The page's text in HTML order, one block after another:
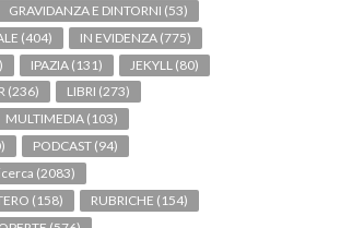
GRAVIDANZA E DINTORNI (53)
(404) IN EVIDENZA (775)
IPAZIA (131) JEKYLL (80)
(236) LIBRI (273)
MULTIMEDIA (103)
PODCAST (94)
(2083)
(158) RUBRICHE (154)